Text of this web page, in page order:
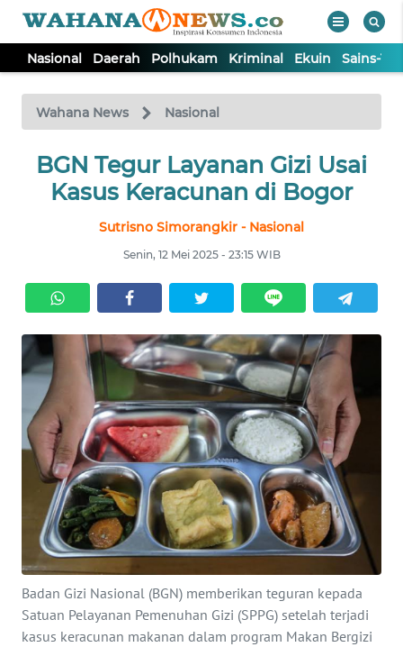
Nasional Daerah Polhukam Kriminal Ekuin Sains-
Wahana News Nasional
BGN Tegur Layanan Gizi Usai
Kasus Keracunan di Bogor
Sutrisno Simorangkir - Nasional
Senin, 12 Mei 2025 - 23:15 WIB
Badan Gizi Nasional (BGN) memberikan teguran kepada
Satuan Pelayanan Pemenuhan Gizi (SPPG) setelah terjadi
kasus keracunan makanan dalam program Makan Bergizi
TV
Tutup
NASIONAL
KRIMINAL
EKUIN
SAINS-TEKNO
KESEHATAN
INTERNASIONAL
SERBA-SERBI
PENDIDIKAN